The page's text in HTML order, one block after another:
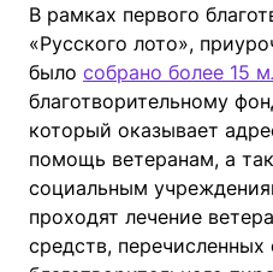
В рамках первого
«Русского лото»,
было собрано более 15
благотворительному
который оказывает
помощь ветеранам, а
социальным
проходят лечение
средств, перечисленных